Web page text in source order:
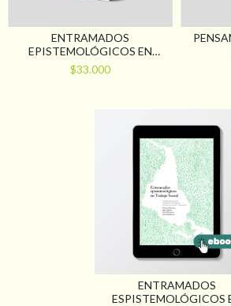
ENTRAMADOS
EPISTEMOLÓGICOS EN
TRABAJO SOCIAL.
CONTRIBUCIONES PARA UN
INTERCULTURAL
$33.000
ENTRAMADOS
ESPISTEMOLÓGICOS